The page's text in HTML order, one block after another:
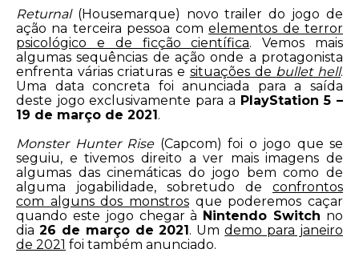
Returnal(Housemarque) novo trailer do jogo de
ação na terceira pessoa comelementos de terror
psicológico e de ficção científica. Vemos mais
algumas sequências de ação onde a protagonista
enfrenta várias criaturas e situações de bullet hell.
Uma data concreta foi anunciada para a saída
deste jogo exclusivamente para a PlayStation 5 –
19 de março de 2021 .
Monster Hunter Rise(Capcom) foi o jogo que se
seguiu, e tivemos direito a ver mais imagens de
algumas das cinemáticas do jogo bem como de
alguma jogabilidade, sobretudo de confrontos
com alguns dos monstros que poderemos caçar
quando este jogo chegar à Nintendo Switch no
dia 26 de março de 2021 . Umdemo para janeiro
de 2021 foi também anunciado.